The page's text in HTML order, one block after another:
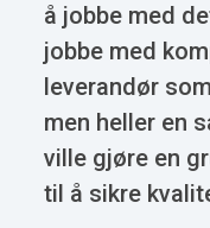
å jobbe med
jobbe med
leverandør
men heller en
ville gjøre en
til å sikre